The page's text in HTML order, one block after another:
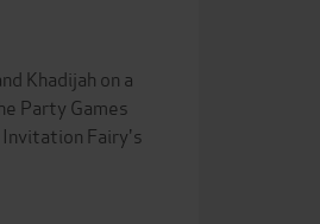
Khadijah on a
Party Games
Fairy's